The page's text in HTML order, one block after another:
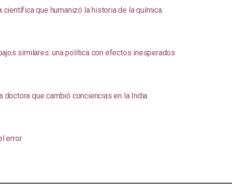
científica que humanizó la historia de la química
similares: una política con efectos inesperados
doctora que cambió conciencias en la India
error